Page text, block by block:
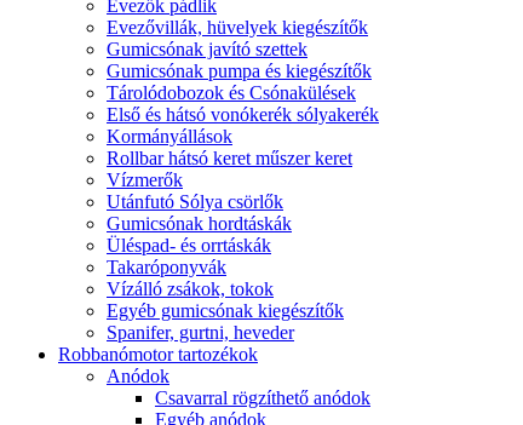
Evezők pádlik
Evezővillák, hüvelyek kiegészítők
Gumicsónak javító szettek
Gumicsónak pumpa és kiegészítők
Tárolódobozok és Csónakülések
Első és hátsó vonókerék sólyakerék
Kormányállások
Rollbar hátsó keret műszer keret
Vízmerők
Utánfutó Sólya csörlők
Gumicsónak hordtáskák
Üléspad- és orrtáskák
Takaróponyvák
Vízálló zsákok, tokok
Egyéb gumicsónak kiegészítők
Spanifer, gurtni, heveder
Robbanómotor tartozékok
Anódok
Csavarral rögzíthető anódok
Egyéb anódok